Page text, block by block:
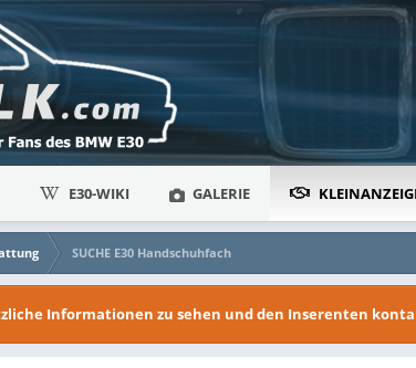
E30-WIKI GALERIE
SUCHE E30 Handschuhfach
Informationen zu sehen und den Inserenten